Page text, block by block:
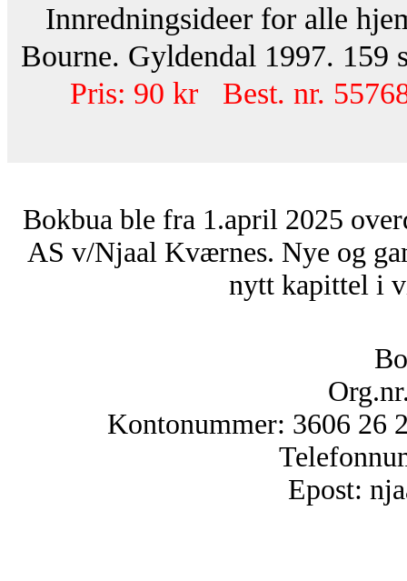
Innredningsideer for alle
Bourne. Gyldendal 1997. 159
Pris: 90 kr Best. nr.
Bokbua ble fra 1.april 2025
AS v/Njaal Kværnes. Nye og
nytt kapittel i
Kontonummer: 3606 26
Epost: